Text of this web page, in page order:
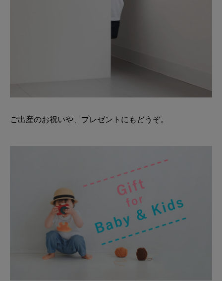
ご出産のお祝いや、プレゼントにもどうぞ。